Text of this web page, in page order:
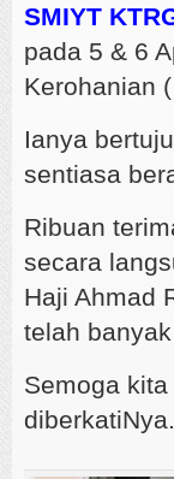
SMIYT
pada 5 & 6
Kerohanian
Ianya
sentiasa
Ribuan
secara
Haji Ahmad
telah
Semoga
diberkatiNya.